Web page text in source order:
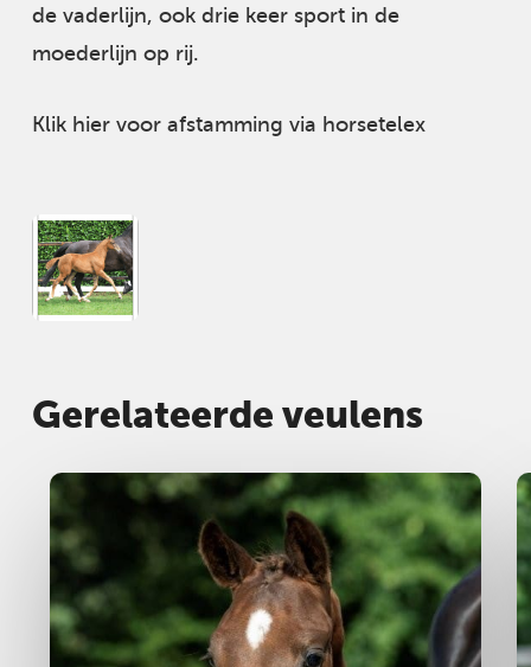
de vaderlijn, ook drie keer sport in de
moederlijn op rij.
Klik hier voor afstamming via horsetelex
Gerelateerde veulens
Hengst 2025